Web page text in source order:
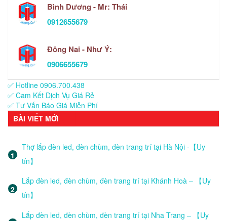
Bình Dương - Mr: Thái
0912655679
Đông Nai - Như Ý:
0906655679
✅ Hotline 0906.700.438
✅ Cam Kết Dịch Vụ Giá Rẻ
✅ Tư Vấn Báo Giá Miễn Phí
BÀI VIẾT MỚI
Thợ lắp đèn led, đèn chùm, đèn trang trí tại Hà Nội -【Uy
tín】
Lắp đèn led, đèn chùm, đèn trang trí tại Khánh Hoà – 【Uy
tín】
Lắp đèn led, đèn chùm, đèn trang trí tại Nha Trang – 【Uy